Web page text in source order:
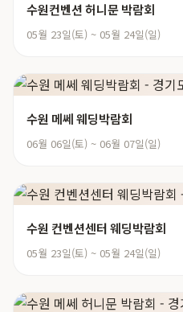
수원컨벤션 허니문 박람회
05월 23일(토) ~ 05월 24일(일)
수원 메쎄 웨딩박람회
06월 06일(토) ~ 06월 07일(일)
수원 컨벤션센터 웨딩박람회
05월 23일(토) ~ 05월 24일(일)